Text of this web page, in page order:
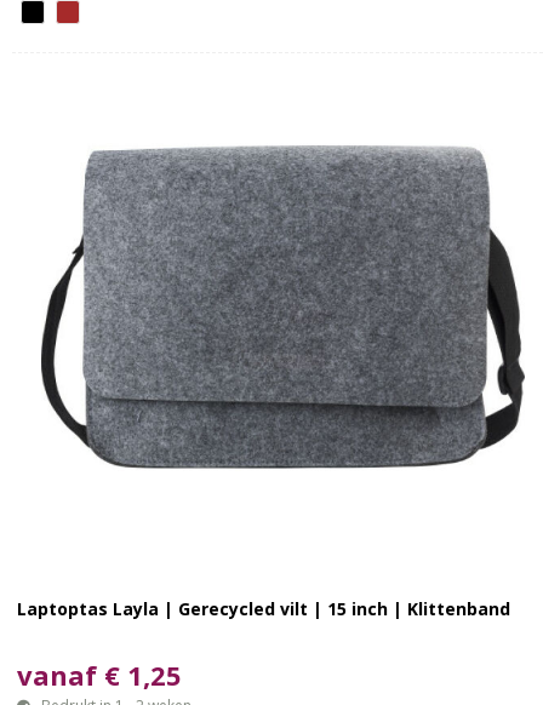
Laptoptas Layla | Gerecycled vilt | 15 inch | Klittenband
vanaf € 1,25